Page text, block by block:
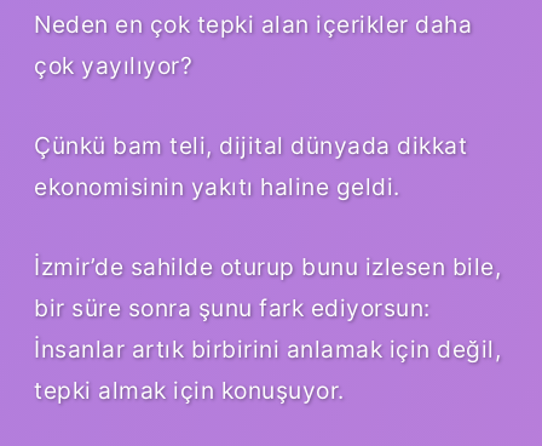
Neden en çok tepki alan içerikler daha
çok yayılıyor?
Çünkü bam teli, dijital dünyada dikkat
ekonomisinin yakıtı haline geldi.
İzmir’de sahilde oturup bunu izlesen bile,
bir süre sonra şunu fark ediyorsun:
İnsanlar artık birbirini anlamak için değil,
tepki almak için konuşuyor.